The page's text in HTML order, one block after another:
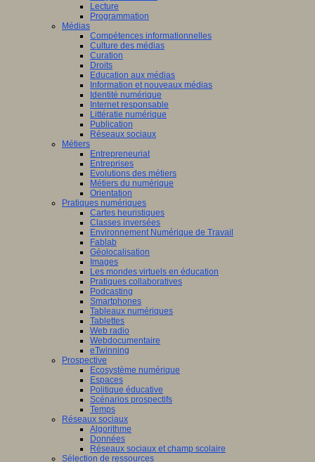
Lecture
Programmation
Médias
Compétences informationnelles
Culture des médias
Curation
Droits
Education aux médias
Information et nouveaux médias
Identité numérique
Internet responsable
Littératie numérique
Publication
Réseaux sociaux
Métiers
Entrepreneuriat
Entreprises
Evolutions des métiers
Métiers du numérique
Orientation
Pratiques numériques
Cartes heuristiques
Classes inversées
Environnement Numérique de Travail
Fablab
Géolocalisation
Images
Les mondes virtuels en éducation
Pratiques collaboratives
Podcasting
Smartphones
Tableaux numériques
Tablettes
Web radio
Webdocumentaire
eTwinning
Prospective
Ecosystème numérique
Espaces
Politique éducative
Scénarios prospectifs
Temps
Réseaux sociaux
Algorithme
Données
Réseaux sociaux et champ scolaire
Sélection de ressources